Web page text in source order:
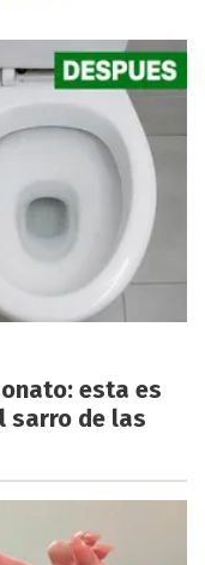
esta es
sarro de las